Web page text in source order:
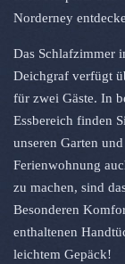
Norderney
Das Schlafzimmer
Deichgraf verfügt
für zwei Gäste. In
Essbereich finden
unseren Garten
Ferienwohnung
zu machen, sind
Besonderen
enthaltenen
leichtem Gepäck!